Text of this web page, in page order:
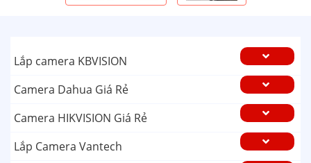
Lắp camera KBVISION
Camera Dahua Giá Rẻ
Camera HIKVISION Giá Rẻ
Lắp Camera Vantech